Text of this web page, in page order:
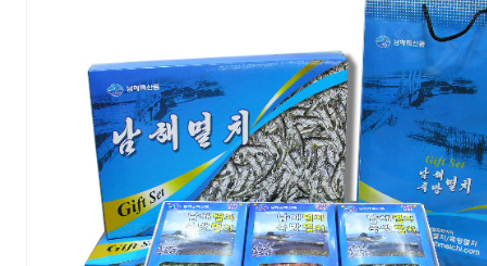
남해멸치
특산건어물
남해특산품